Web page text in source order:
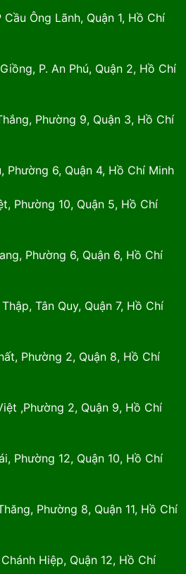
Ông Lãnh, Quận 1, Hồ Chí
P. An Phú, Quận 2, Hồ Chí
Phường 9, Quận 3, Hồ Chí
Phường 6, Quận 4, Hồ Chí Minh
Phường 10, Quận 5, Hồ Chí
Phường 6, Quận 6, Hồ Chí
Tân Quy, Quận 7, Hồ Chí
Phường 2, Quận 8, Hồ Chí
,Phường 2, Quận 9, Hồ Chí
Phường 12, Quận 10, Hồ Chí
Phường 8, Quận 11, Hồ Chí
Hiệp, Quận 12, Hồ Chí